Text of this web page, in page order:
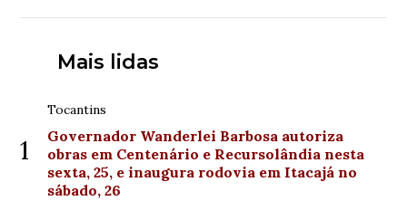
Mais lidas
1
Tocantins
Governador Wanderlei Barbosa autoriza
obras em Centenário e Recursolândia nesta
sexta, 25, e inaugura rodovia em Itacajá no
sábado, 26